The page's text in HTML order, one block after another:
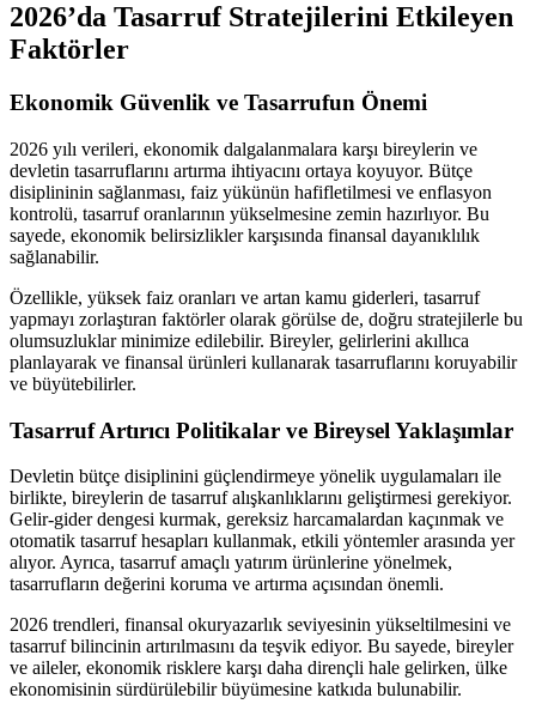
2026’da Tasarruf Stratejilerini Etkileyen
Faktörler
Ekonomik Güvenlik ve Tasarrufun Önemi
2026 yılı verileri, ekonomik dalgalanmalara karşı bireylerin ve
devletin tasarruflarını artırma ihtiyacını ortaya koyuyor. Bütçe
disiplininin sağlanması, faiz yükünün hafifletilmesi ve enflasyon
kontrolü, tasarruf oranlarının yükselmesine zemin hazırlıyor. Bu
sayede, ekonomik belirsizlikler karşısında finansal dayanıklılık
sağlanabilir.
Özellikle, yüksek faiz oranları ve artan kamu giderleri, tasarruf
yapmayı zorlaştıran faktörler olarak görülse de, doğru stratejilerle bu
olumsuzluklar minimize edilebilir. Bireyler, gelirlerini akıllıca
planlayarak ve finansal ürünleri kullanarak tasarruflarını koruyabilir
ve büyütebilirler.
Tasarruf Artırıcı Politikalar ve Bireysel Yaklaşımlar
Devletin bütçe disiplinini güçlendirmeye yönelik uygulamaları ile
birlikte, bireylerin de tasarruf alışkanlıklarını geliştirmesi gerekiyor.
Gelir-gider dengesi kurmak, gereksiz harcamalardan kaçınmak ve
otomatik tasarruf hesapları kullanmak, etkili yöntemler arasında yer
alıyor. Ayrıca, tasarruf amaçlı yatırım ürünlerine yönelmek,
tasarrufların değerini koruma ve artırma açısından önemli.
2026 trendleri, finansal okuryazarlık seviyesinin yükseltilmesini ve
tasarruf bilincinin artırılmasını da teşvik ediyor. Bu sayede, bireyler
ve aileler, ekonomik risklere karşı daha dirençli hale gelirken, ülke
ekonomisinin sürdürülebilir büyümesine katkıda bulunabilir.